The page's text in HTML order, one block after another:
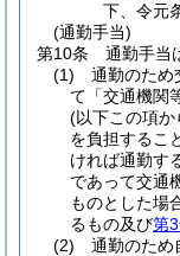
下、令元
(通勤手当)
第10条
通勤手当
(1)
通勤のため
て「交通機関
(以下この項か
を負担するこ
ければ通勤す
であって交通
ものとした場
るもの及び第
(2)
通勤のため